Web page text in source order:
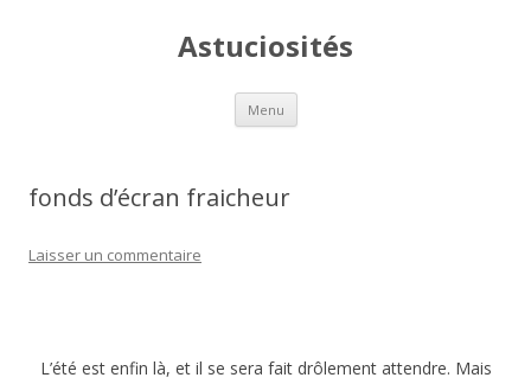
Astuciosités
Menu Aller
contenu
fonds d’écran fraicheur
Laisser un commentaire
L’été est enfin là, et il se sera fait drôlement attendre. Mais